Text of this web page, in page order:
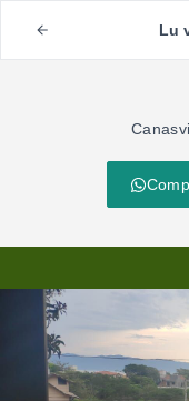
Lu